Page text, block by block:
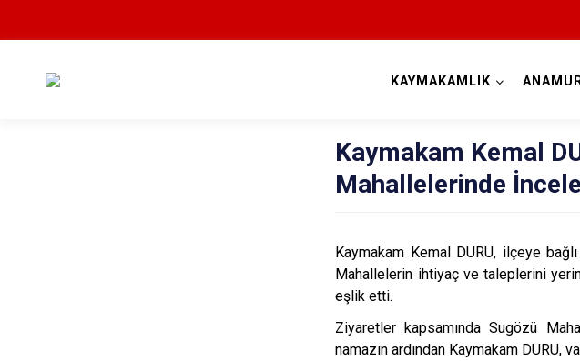
KAYMAKAMLIK
Kaymakam Kemal
Mahallelerinde
Kaymakam Kemal DURU, ilçeye
Mahallelerin ihtiyaç ve taleplerini
eşlik etti.
Ziyaretler kapsamında Sugözü
namazın ardından Kaymakam